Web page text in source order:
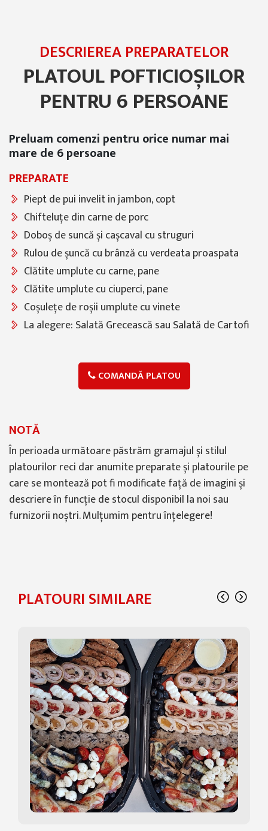
DESCRIEREA PREPARATELOR
PLATOUL POFTICIOȘILOR
PENTRU 6 PERSOANE
Preluam comenzi pentru orice numar mai
mare de 6 persoane
PREPARATE
Piept de pui invelit in jambon, copt
Chifteluțe din carne de porc
Doboș de suncă și cașcaval cu struguri
Rulou de șuncă cu brânză cu verdeata proaspata
Clătite umplute cu carne, pane
Clătite umplute cu ciuperci, pane
Coșulețe de roșii umplute cu vinete
La alegere: Salată Grecească sau Salată de Cartofi
COMANDĂ PLATOU
NOTĂ
În perioada următoare păstrăm gramajul și stilul
platourilor reci dar anumite preparate și platourile pe
care se montează pot fi modificate față de imagini și
descriere în funcție de stocul disponibil la noi sau
furnizorii noștri. Mulțumim pentru înțelegere!
PLATOURI SIMILARE